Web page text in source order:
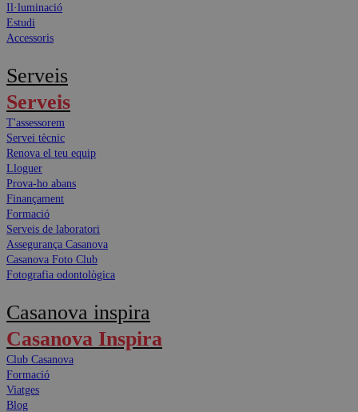
Il·luminació
Estudi
Accessoris
Serveis
Serveis
T'assessorem
Servei tècnic
Renova el teu equip
Lloguer
Prova-ho abans
Finançament
Formació
Serveis de laboratori
Assegurança Casanova
Casanova Foto Club
Fotografia odontològica
Casanova inspira
Casanova Inspira
Club Casanova
Formació
Viatges
Blog